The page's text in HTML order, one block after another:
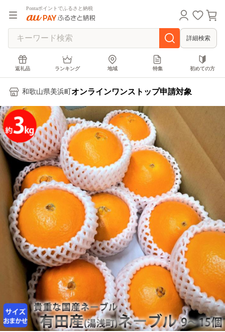
Pontaポイントでふるさと納税
詳細検索
返礼品 ランキング 地域 特集 初めての方
和歌山県美浜町 オンラインワンストップ申請対象